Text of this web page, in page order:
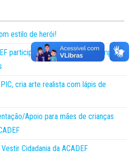
estilo de herói!
participam da 5ª edição do Camping
cria arte realista com lápis de
Apoio para mães de crianças
Cidadania da ACADEF